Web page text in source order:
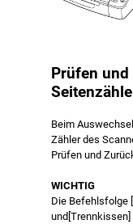
Prüfen
Beim
Zähler des
Prüfen und
WICHTIG
Die Befehlsfolge